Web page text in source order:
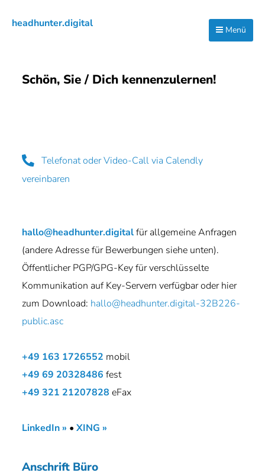
Hauptnavigation
Inhalt
headhunter.digital
Menü
Schön, Sie / Dich kennenzulernen!
Telefonat oder Video-Call via Calendly
vereinbaren
hallo@headhunter.digitalfür allgemeine Anfragen
(andere Adresse für Bewerbungen siehe unten).
Öffentlicher PGP/GPG-Key für verschlüsselte
Kommunikation auf Key-Servern verfügbar oder hier
zum Download: hallo@headhunter.digital-32B226-
public.asc
+49 163 1726552 mobil
+49 69 20328486 fest
+49 321 21207828 eFax
LinkedIn » •XING »
Anschrift Büro